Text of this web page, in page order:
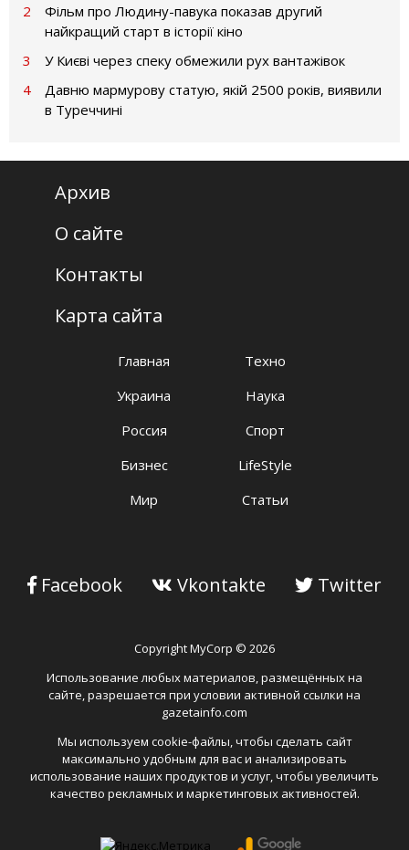
2
Фільм про Людину-павука показав другий
найкращий старт в історії кіно
3
У Києві через спеку обмежили рух вантажівок
4
Давню мармурову статую, якій 2500 років, виявили
в Туреччині
Copyright MyCorp © 2026
Использование любых материалов, размещённых на
сайте, разрешается при условии активной ссылки на
gazetainfo.com
Мы используем cookie-файлы, чтобы сделать сайт
максимально удобным для вас и анализировать
использование наших продуктов и услуг, чтобы увеличить
качество рекламных и маркетинговых активностей.
Главная
Украина
Россия
Бизнес
Мир
Техно
Наука
Спорт
LifeStyle
Статьи
Facebook Vkontakte Twitter
Архив
О сайте
Контакты
Карта сайта